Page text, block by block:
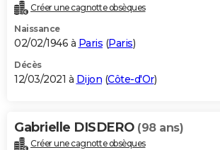
Créer une cagnotte obsèques
Naissance
02/02/1946 à Paris (Paris)
Décès
12/03/2021 à Dijon (Côte-d'Or)
Gabrielle DISDERO (98 ans)
Créer une cagnotte obsèques